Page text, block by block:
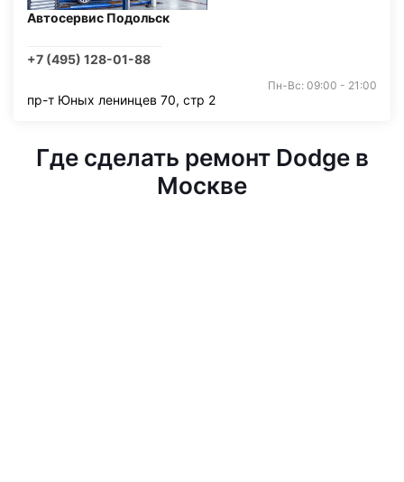
Автосервис Подольск
+7 (495) 128-01-88
Пн-Вс: 09:00 - 21:00
пр-т Юных ленинцев 70, стр 2
Где сделать ремонт Dodge в
Москве